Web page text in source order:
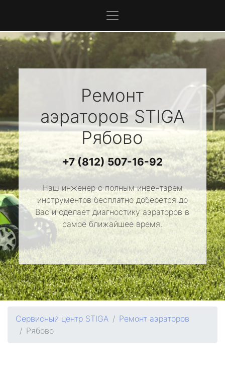
Ремонт
аэраторов STIGA
Рябово
+7 (812) 507-16-92
Наш инженер с полным инвентарем
инструментов бесплатно доберется до
Вас и сделает диагностику аэраторов в
самое ближайшее время.
Сервисный центр STIGA
Ремонт аэраторов
Рябово